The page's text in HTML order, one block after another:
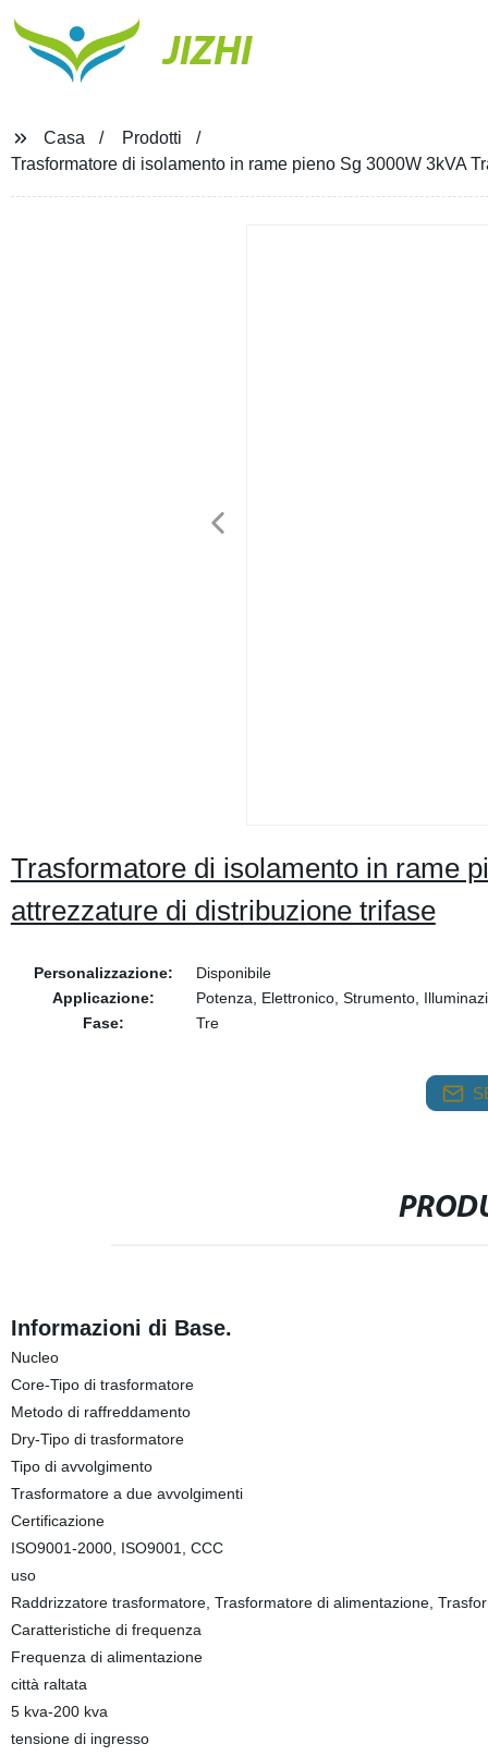
JIZHI
Casa
Prodotti
Trasformatore di isolamento in rame pieno Sg 3000W 3kVA
Trasformatore di isolamento in rame
attrezzature di distribuzione trifase
Personalizzazione:
Disponibile
Applicazione:
Potenza, Elettronico, Strumento,
Fase:
Tre
Informazioni di Base.
Nucleo
Core-Tipo di trasformatore
Metodo di raffreddamento
Dry-Tipo di trasformatore
Tipo di avvolgimento
Trasformatore a due avvolgimenti
Certificazione
ISO9001-2000, ISO9001, CCC
uso
Raddrizzatore trasformatore, Trasformatore di alimentazione,
Caratteristiche di frequenza
Frequenza di alimentazione
città raltata
5 kva-200 kva
tensione di ingresso